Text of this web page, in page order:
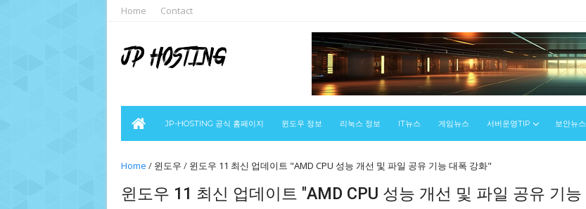
Home Contact
JP-HOSTING 공식 홈페이지 윈도우 정보 리눅스 정보 IT뉴스 게임뉴스 서버운영TIP 보안뉴스
Home / 윈도우 / 윈도우 11 최신 업데이트 "AMD CPU 성능 개선 및 파일 공유 기능 대폭 강화"
윈도우 11 최신 업데이트 "AMD CPU 성능 개선 및 파일 공유 기능